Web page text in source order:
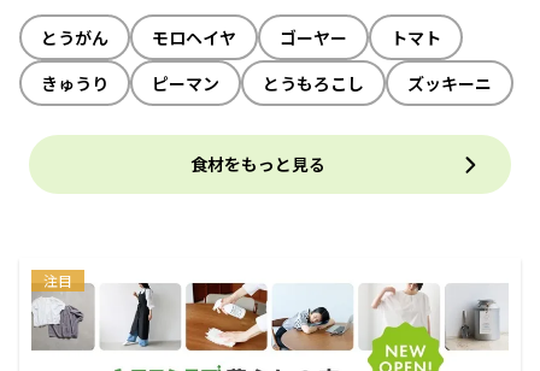
とうがん モロヘイヤ ゴーヤー
トマト
きゅうり
ピーマン とうもろこし ズッキーニ
食材をもっと見る
注目